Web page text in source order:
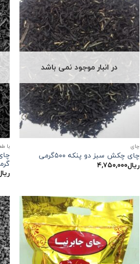
در انبار موجود نمی باشد
چاي
چای چکش سبز دو پنکه ۵۰۰گرمی
ریال۴,۷۵۰,۰۰۰
با